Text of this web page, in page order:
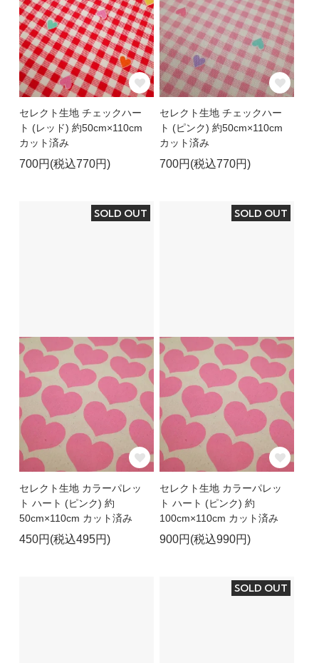
セレクト生地 チェックハー
ト (レッド) 約50cm×110cm
カット済み
700円(税込770円)
セレクト生地 チェックハー
ト (ピンク) 約50cm×110cm
カット済み
700円(税込770円)
SOLD OUT
セレクト生地 カラーパレッ
ト ハート (ピンク) 約
50cm×110cm カット済み
450円(税込495円)
SOLD OUT
セレクト生地 カラーパレッ
ト ハート (ピンク) 約
100cm×110cm カット済み
900円(税込990円)
SOLD OUT